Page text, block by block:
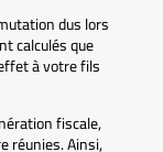
dus lors
calculés que
à votre fils
fiscale,
réunies. Ainsi,